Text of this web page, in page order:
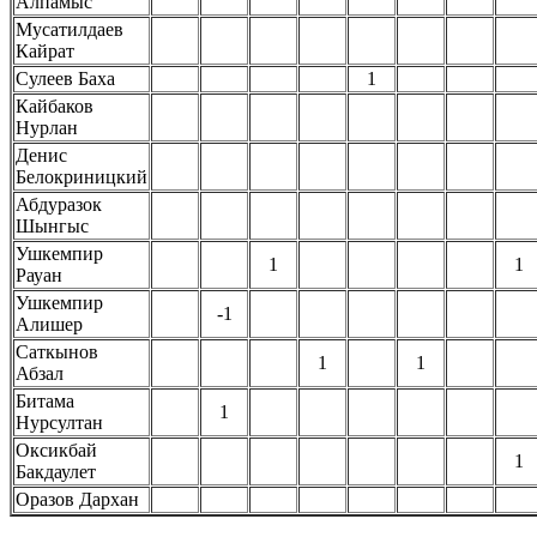
Мусатилдаев
Кайрат
Сулеев Баха
1
Кайбаков
Нурлан
Денис
Белокриницкий
Абдуразок
Шынгыс
Ушкемпир
Рауан
1
1
Ушкемпир
Алишер
-1
Саткынов
Абзал
1
1
Битама
Нурсултан
1
Оксикбай
Бакдаулет
1
Оразов Дархан